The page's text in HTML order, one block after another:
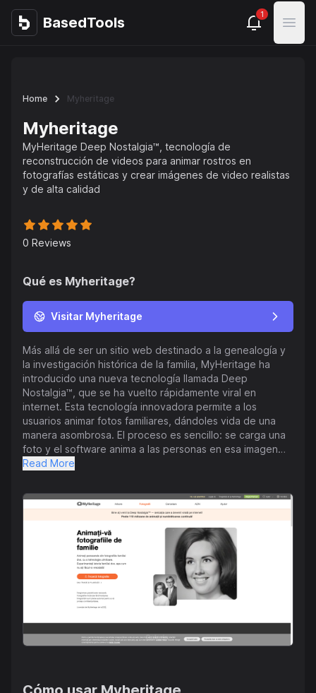
BasedTools
BasedTools 1
Open
Home Myheritage
Myheritage
MyHeritage Deep Nostalgia™, tecnología de
reconstrucción de videos para animar rostros en
fotografías estáticas y crear imágenes de video realistas
y de alta calidad
0 Reviews
Qué es Myheritage?
Visitar Myheritage
Más allá de ser un sitio web destinado a la genealogía y
la investigación histórica de la familia, MyHeritage ha
introducido una nueva tecnología llamada Deep
Nostalgia™, que se ha vuelto rápidamente viral en
internet. Esta tecnología innovadora permite a los
usuarios animar fotos familiares, dándoles vida de una
manera asombrosa. El proceso es sencillo: se carga una
foto y el software anima a las personas en esa imagen
utilizando técnicas de aprendizaje profundo. Aunque la
controladores preparados por MyHeritage e integrados
en un algoritmo que anima con precisión los gestos y
movimientos de las personas en las fotos históricas. Los
usuarios luego pueden descargar y compartir estas
animaciones con amigos y familiares. Además,
MyHeritage ofrece otros servicios como la construcción
de árboles genealógicos, la exploración de orígenes
étnicos y el acceso a una vasta colección de registros
históricos internacionales. Así, MyHeritage se posiciona
la historia familiar.
Read More